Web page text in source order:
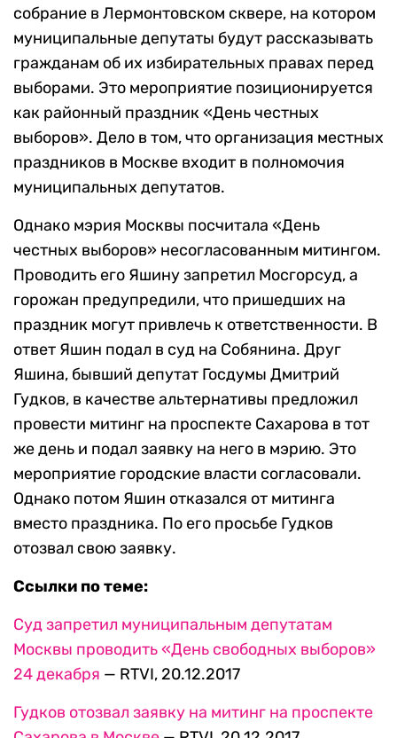
собрание в Лермонтовском сквере, на котором
муниципальные депутаты будут рассказывать
гражданам об их избирательных правах перед
выборами. Это мероприятие позиционируется
как районный праздник «День честных
выборов». Дело в том, что организация местных
праздников в Москве входит в полномочия
муниципальных депутатов.
Однако мэрия Москвы посчитала «День
честных выборов» несогласованным митингом.
Проводить его Яшину запретил Мосгорсуд, а
горожан предупредили, что пришедших на
праздник могут привлечь к ответственности. В
ответ Яшин подал в суд на Собянина. Друг
Яшина, бывший депутат Госдумы Дмитрий
Гудков, в качестве альтернативы предложил
провести митинг на проспекте Сахарова в тот
же день и подал заявку на него в мэрию. Это
мероприятие городские власти согласовали.
Однако потом Яшин отказался от митинга
вместо праздника. По его просьбе Гудков
отозвал свою заявку.
Ссылки по теме:
Суд запретил муниципальным депутатам
Москвы проводить «День свободных выборов»
24 декабря — RTVI, 20.12.2017
Гудков отозвал заявку на митинг на проспекте